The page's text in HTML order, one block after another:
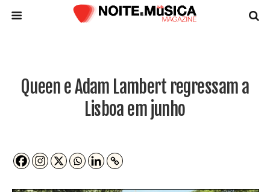
Queen e Adam Lambert regressam a
Lisboa em junho